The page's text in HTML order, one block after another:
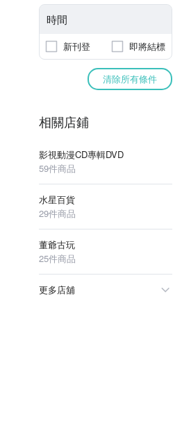
時間
新刊登 即將結標
清除所有條件
相關店鋪
影視動漫CD專輯DVD
59件商品
水星百貨
29件商品
董爺古玩
25件商品
更多店舖